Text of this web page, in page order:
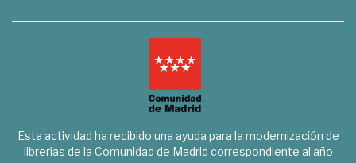
Esta actividad ha recibido una ayuda para la modernización de
librerías de la Comunidad de Madrid correspondiente al año